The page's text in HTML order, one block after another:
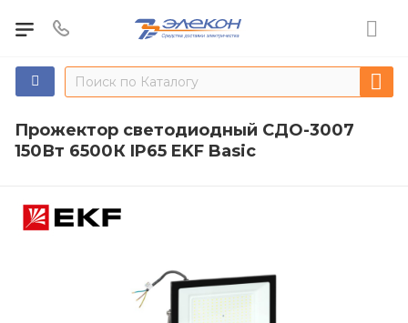
Прожектор светодиодный СДО-3007
150Вт 6500К IP65 EKF Basic